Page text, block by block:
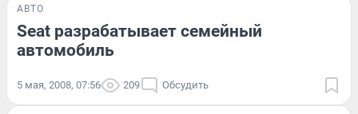
АВТО
Seat разрабатывает семейный
автомобиль
5 мая, 2008, 07:56 209 Обсудить